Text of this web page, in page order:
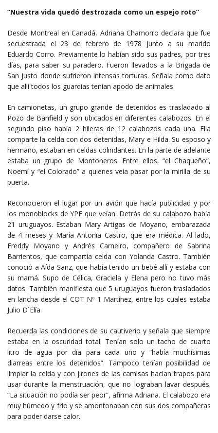
“Nuestra vida quedó destrozada como un espejo roto”
Desde Montreal en Canadá, Adriana Chamorro declara que fue
secuestrada el 23 de febrero de 1978 junto a su marido
Eduardo Corro. Previamente lo habían sido sus padres, por tres
días, para saber su paradero. Fueron llevados a la Brigada de
San Justo donde sufrieron intensas torturas. Señala como dato
que allí todos los guardias tenían apodo de animales.
En camionetas, un grupo grande de detenidos es trasladado al
Pozo de Banfield y son ubicados en diferentes calabozos. En el
segundo piso había 2 hileras de 12 calabozos cada una. Ella
comparte la celda con dos detenidas, Mary e Hilda. Su esposo y
hermano, estaban en celdas colindantes. En la parte de adelante
estaba un grupo de Montoneros. Entre ellos, “el Chaqueño”,
Noemí y “el Colorado” a quienes veía pasar por la mirilla de su
puerta.
Reconocieron el lugar por un avión que hacía publicidad y por
los monoblocks de YPF que veían. Detrás de su calabozo había
21 uruguayos. Estaban Mary Artigas de Moyano, embarazada
de 4 meses y María Antonia Castro, que era médica. Al lado,
Freddy Moyano y Andrés Carneiro, compañero de Sabrina
Barrientos, que compartía celda con Yolanda Castro. También
conoció a Aída Sanz, que había tenido un bebé allí y estaba con
su mamá. Supo de Célica, Graciela y Elena pero no tuvo más
datos. También manifiesta que 5 uruguayos fueron trasladados
en lancha desde el COT Nº 1 Martínez, entre los cuales estaba
Julio D´Elía.
Recuerda las condiciones de su cautiverio y señala que siempre
estaba en la oscuridad total. Tenían solo un tacho de cuarto
litro de agua por día para cada uno y “había muchísimas
diarreas entre los detenidos”. Tampoco tenían posibilidad de
limpiar la celda y con jirones de las camisas hacían trapos para
usar durante la menstruación, que no lograban lavar después.
“La situación no podía ser peor”, afirma Adriana. El calabozo era
muy húmedo y frío y se amontonaban con sus dos compañeras
para poder darse calor.